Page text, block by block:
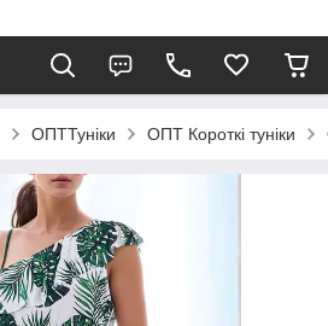
ОПТТуніки ОПТ Короткі туніки